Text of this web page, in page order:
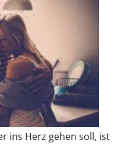
ins Herz gehen soll, ist